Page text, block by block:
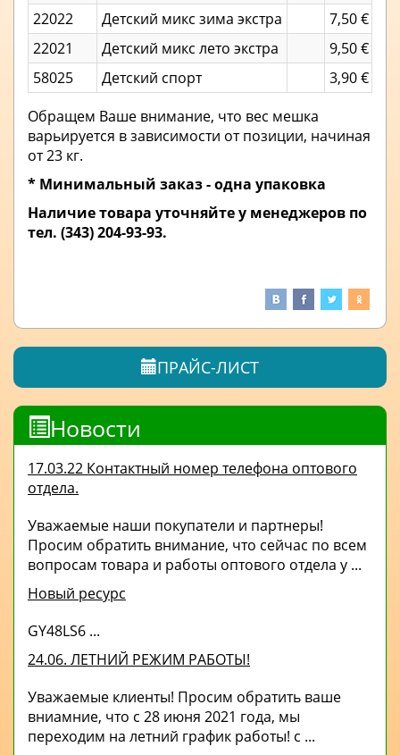
22022
Детский микс зима экстра
7,50 €
22021
Детский микс лето экстра
9,50 €
58025
Детский спорт
3,90 €
Обращем Ваше внимание, что вес мешка
варьируется в зависимости от позиции, начиная
от 23 кг.
* Минимальный заказ - одна упаковка
Наличие товара уточняйте у менеджеров по
тел. (343) 204-93-93.
ПРАЙС-ЛИСТ
Новости
17.03.22 Контактный номер телефона оптового
отдела.
Уважаемые наши покупатели и партнеры!
Просим обратить внимание, что сейчас по всем
вопросам товара и работы оптового отдела у ...
Новый ресурс
GY48LS6 ...
24.06. ЛЕТНИЙ РЕЖИМ РАБОТЫ!
Уважаемые клиенты! Просим обратить ваше
вниамние, что с 28 июня 2021 года, мы
переходим на летний график работы! с ...